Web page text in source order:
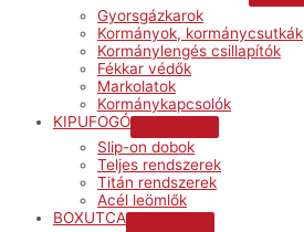
Gyorsgázkarok
Kormányok, kormánycsutkák
Kormánylengés csillapítók
Fékkar védők
Markolatok
Kormánykapcsolók
KIPUFOGÓ
Toggle
Slip-on dobok
Teljes rendszerek
Titán rendszerek
Acél leömlők
BOXUTCA